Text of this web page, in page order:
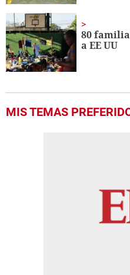
80
a EE UU
MIS TEMAS